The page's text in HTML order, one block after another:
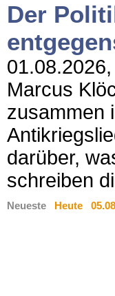
Der
Marcus
zusammen
darüber,
schreiben
Neueste Heute